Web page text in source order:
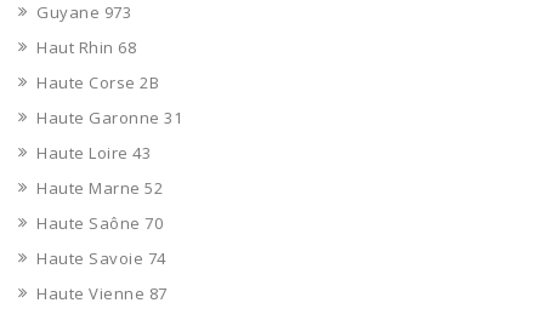
Guyane 973
Haut Rhin 68
Haute Corse 2B
Haute Garonne 31
Haute Loire 43
Haute Marne 52
Haute Saône 70
Haute Savoie 74
Haute Vienne 87